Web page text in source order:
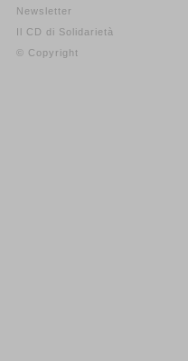
Newsletter
Il CD di Solidarietà
© Copyright